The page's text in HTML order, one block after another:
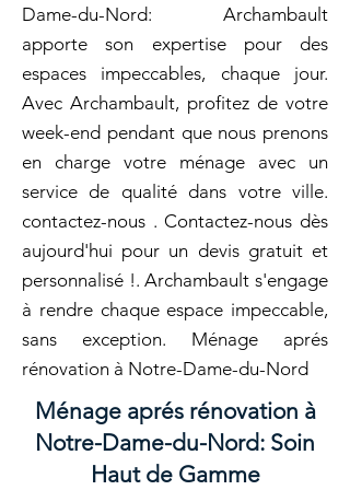
Dame-du-Nord: Archambault
apporte son expertise pour des
espaces impeccables, chaque jour.
Avec Archambault, profitez de votre
week-end pendant que nous prenons
en charge votre ménage avec un
service de qualité dans votre ville.
contactez-nous . Contactez-nous dès
aujourd'hui pour un devis gratuit et
personnalisé !. Archambault s'engage
à rendre chaque espace impeccable,
sans exception. Ménage aprés
rénovation à Notre-Dame-du-Nord
Ménage aprés rénovation à
Notre-Dame-du-Nord: Soin
Haut de Gamme